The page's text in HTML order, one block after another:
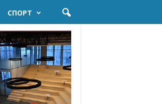
СПОРТ